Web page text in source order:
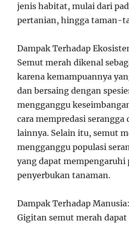
jenis habitat, mulai dari
pertanian, hingga taman-
Dampak Terhadap
Semut merah dikenal
karena kemampuannya
dan bersaing dengan
mengganggu
cara mempredasi serangga
lainnya. Selain itu, semut
mengganggu populasi
yang dapat mempengaruhi
penyerbukan tanaman.
Dampak Terhadap Manusia:
Gigitan semut merah